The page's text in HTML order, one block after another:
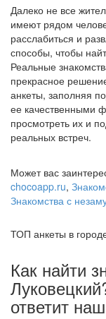
Далеко не все
имеют рядом
расслабиться и
способы, чтобы
Реальные
прекрасное
анкеты, заполняя
ее качественными
просмотреть их и
реальных встреч.
Может вас
chocoapp.ru,
Знакомства с
ТОП анкеты в
Как найти
ответит